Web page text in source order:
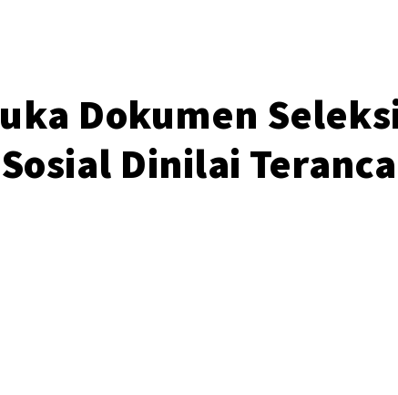
Dokumen
Dinilai